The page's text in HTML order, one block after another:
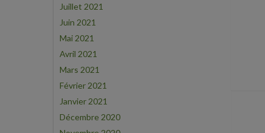
Juillet 2021
Juin 2021
Mai 2021
Avril 2021
Mars 2021
Février 2021
Janvier 2021
Décembre 2020